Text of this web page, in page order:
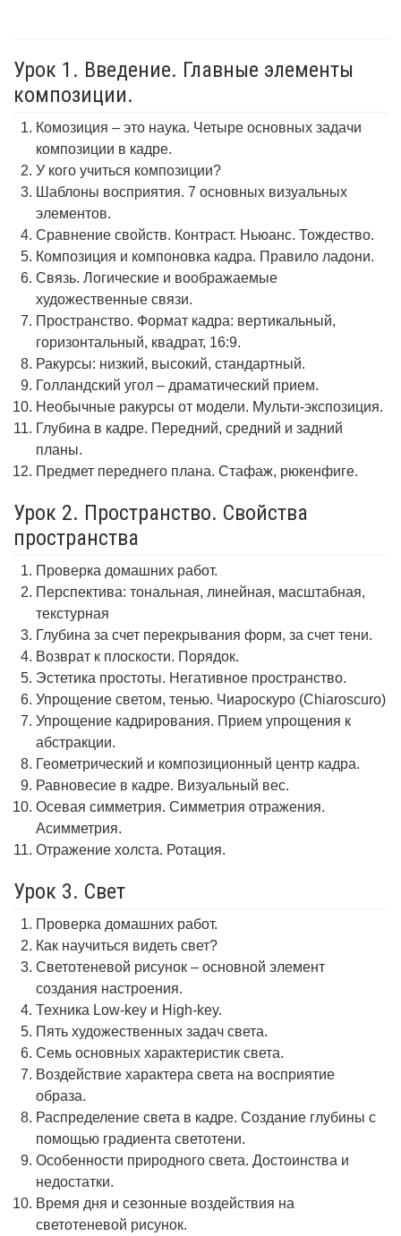
Урок 1. Введение. Главные элементы
композиции.
Комозиция – это наука. Четыре основных задачи
композиции в кадре.
У кого учиться композиции?
Шаблоны восприятия. 7 основных визуальных
элементов.
Сравнение свойств. Контраст. Ньюанс. Тождество.
Композиция и компоновка кадра. Правило ладони.
Связь. Логические и воображаемые
художественные связи.
Пространство. Формат кадра: вертикальный,
горизонтальный, квадрат, 16:9.
Ракурсы: низкий, высокий, стандартный.
Голландский угол – драматический прием.
Необычные ракурсы от модели. Мульти-экспозиция.
Глубина в кадре. Передний, средний и задний
планы.
Предмет переднего плана. Стафаж, рюкенфиге.
Урок 2. Пространство. Свойства
пространства
Проверка домашних работ.
Перспектива: тональная, линейная, масштабная,
текстурная
Глубина за счет перекрывания форм, за счет тени.
Возврат к плоскости. Порядок.
Эстетика простоты. Негативное пространство.
Упрощение светом, тенью. Чиароскуро (Chiaroscuro)
Упрощение кадрирования. Прием упрощения к
абстракции.
Геометрический и композиционный центр кадра.
Равновесие в кадре. Визуальный вес.
Осевая симметрия. Симметрия отражения.
Асимметрия.
Отражение холста. Ротация.
Урок 3. Свет
Проверка домашних работ.
Как научиться видеть свет?
Светотеневой рисунок – основной элемент
создания настроения.
Техника Low-key и High-key.
Пять художественных задач света.
Семь основных характеристик света.
Воздействие характера света на восприятие
образа.
Распределение света в кадре. Создание глубины с
помощью градиента светотени.
Особенности природного света. Достоинства и
недостатки.
Время дня и сезонные воздействия на
светотеневой рисунок.